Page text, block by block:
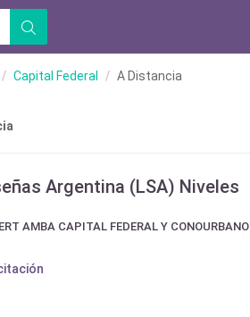
Capital Federal A Distancia
Argentina (LSA) Niveles
AMBA CAPITAL FEDERAL Y CONOURBANO